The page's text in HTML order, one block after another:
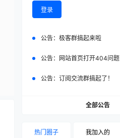
登录
公告： 极客群搞起来啦
公告： 网站首页打开404问题
公告： 订阅交流群搞起了！
全部公告
热门圈子 我加入的